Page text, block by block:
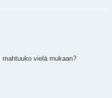
vielä mukaan?